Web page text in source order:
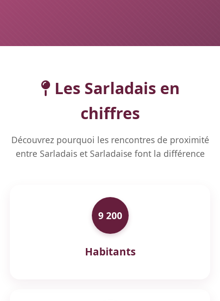
Les Sarladais en
chiffres
Découvrez pourquoi les rencontres de proximité
entre Sarladais et Sarladaise font la différence
9 200
Habitants